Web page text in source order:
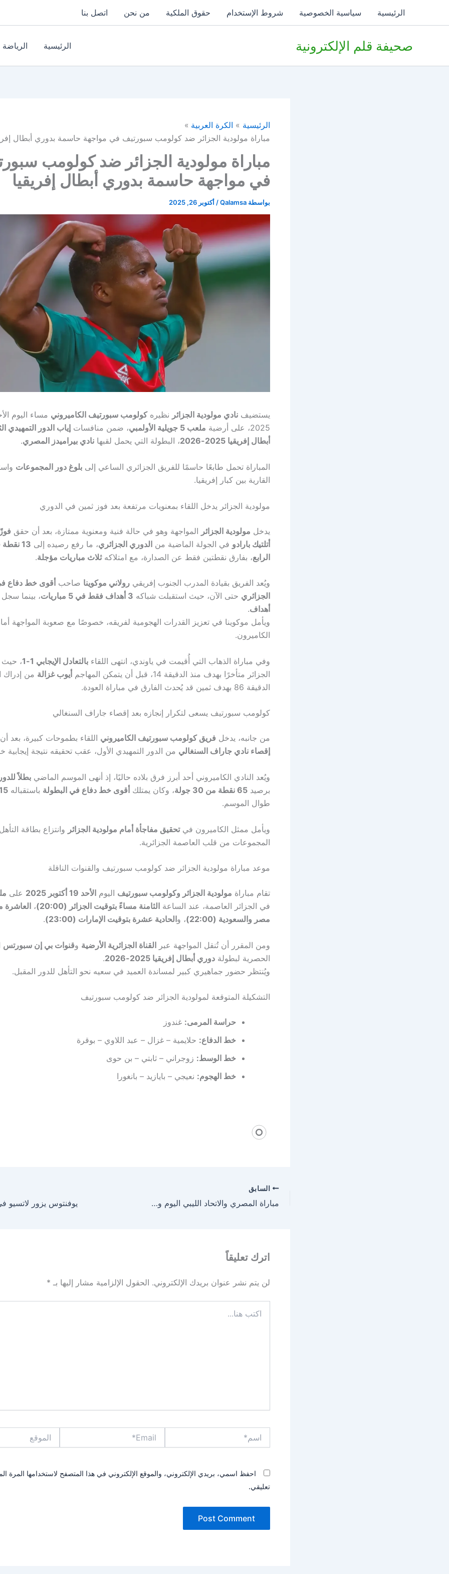
الرئيسية سياسية الخصوصية شروط الإستخدام حقوق الملكية من نحن اتصل بنا
صحيفة قلم الإلكترونية الرئيسية الرياضة
الرئيسية
الكرة العربية
مباراة مولودية الجزائر ضد كولومب سبورتيف في مواجهة حاسمة بدوري أبطال
مباراة مولودية الجزائر ضد كولومب
في مواجهة حاسمة بدوري أبطال إفريقيا
بواسطة Qalamsa
/ أكتوبر 26, 2025
يستضيف نادي مولودية الجزائر نظيرهكولومب سبورتيف الكاميروني
2025، على أرضية
ملعب 5 جويلية الأولمبي ، ضمن منافسات إياب الدور التمهيدي
أبطال إفريقيا 2025-2026
، البطولة التي يحمل لقبها نادي بيراميدز المصري.
المباراة تحمل طابعًا حاسمًا للفريق الجزائري الساعي إلى بلوغ دور المجموعات
القارية بين كبار إفريقيا.
مولودية الجزائر يدخل اللقاء بمعنويات مرتفعة بعد فوز ثمين في الدوري
يدخل مولودية الجزائر المواجهة وهو في حالة فنية ومعنوية ممتازة، بعد أن حقق
أتلتيك بارادو في الجولة الماضية من الدوري الجزائري، ما رفع رصيده إلى
13
الرابع، بفارق نقطتين فقط عن الصدارة، مع امتلاكهثلاث مباريات مؤجلة.
ويُعد الفريق بقيادة المدرب الجنوب إفريقي رولاني موكوينا صاحب أقوى خط دفاع
الجزائري حتى الآن، حيث استقبلت شباكه 3 أهداف فقط في 5 مباريات ، بينما
أهداف.
ويأمل موكوينا في تعزيز القدرات الهجومية لفريقه، خصوصًا مع صعوبة المواجهة
الكاميرون.
وفي مباراة الذهاب التي أُقيمت في ياوندي، انتهى اللقاء بالتعادل الإيجابي 1-1
، حيث
الجزائر متأخرًا بهدف منذ الدقيقة 14، قبل أن يتمكن المهاجم
أيوب غزالة من إدراك
الدقيقة 86 بهدف ثمين قد يُحدث الفارق في مباراة العودة.
كولومب سبورتيف يسعى لتكرار إنجازه بعد إقصاء جاراف السنغالي
من جانبه، يدخل فريق كولومب سبورتيف الكاميروني اللقاء بطموحات كبيرة، بعد
إقصاء نادي جاراف السنغالي من الدور التمهيدي الأول، عقب تحقيقه نتيجة إيجابية
ويُعد النادي الكاميروني أحد أبرز فرق بلاده حاليًا، إذ أنهى الموسم الماضي بطلاً
برصيد 65 نقطة من 30 جولة ، وكان يمتلك أقوى خط دفاع في البطولة باستقباله 15 هدفًا
طوال الموسم.
ويأمل ممثل الكاميرون فيتحقيق مفاجأة أمام مولودية الجزائر وانتزاع بطاقة
المجموعات من قلب العاصمة الجزائرية.
موعد مباراة مولودية الجزائر ضد كولومب سبورتيف والقنوات الناقلة
تقام مباراة مولودية الجزائر وكولومب سبورتيف اليوم الأحد 19 أكتوبر 2025 على
في الجزائر العاصمة، عند الساعة الثامنة مساءً بتوقيت الجزائر (20:00) ،
مصر والسعودية (22:00)
، و الحادية عشرة بتوقيت الإمارات (23:00) .
ومن المقرر أن تُنقل المواجهة عبر القناة الجزائرية الأرضية وقنوات بي إن سبورتس
الحصرية لبطولة دوري أبطال إفريقيا 2025-2026
.
ويُنتظر حضور جماهيري كبير لمساندة العميد في سعيه نحو التأهل للدور المقبل.
التشكيلة المتوقعة لمولودية الجزائر ضد كولومب سبورتيف
حراسة المرمى: غندوز
خط الدفاع: حلايمية – غزال – عبد اللاوي – بوقرة
خط الوسط: زوجراني – ثابتي – بن حوى
خط الهجوم: نعيجي – بايازيد – بانغورا
السابق
مباراة المصري والاتحاد الليبي اليوم وصراع التأهل في الكونفدرالية
اترك تعليقاً
لن يتم نشر عنوان بريدك الإلكتروني. الحقول الإلزامية مشار إليها بـ *
هنا...
احفظ اسمي، بريدي الإلكتروني، والموقع الإلكتروني في هذا المتصفح لاستخدامها المرة
تعليقي.